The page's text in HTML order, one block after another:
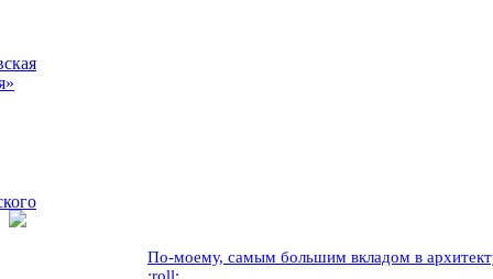
По-моему, самым большим вкладом в